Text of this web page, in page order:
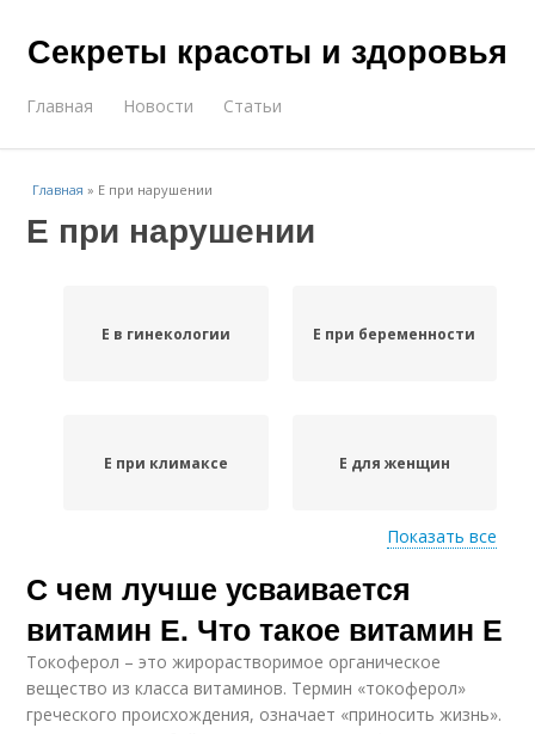
Секреты красоты и здоровья
Главная Новости Статьи
Главная » Е при нарушении
Е при нарушении
Е в гинекологии Е при беременности
Е при климаксе Е для женщин
Е для женского
здоровья
Е для мужчин
Показать все
С чем лучше усваивается
витамин Е. Что такое витамин Е
Токоферол – это жирорастворимое органическое
вещество из класса витаминов. Термин «токоферол»
греческого происхождения, означает «приносить жизнь».